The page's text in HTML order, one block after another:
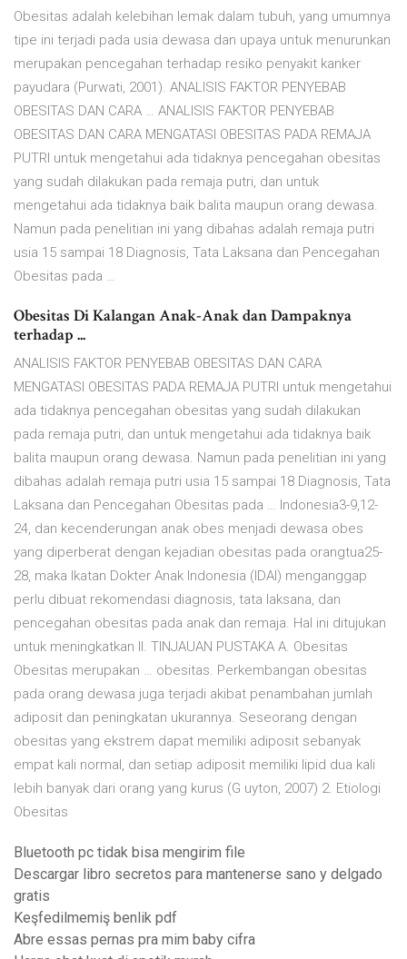
Obesitas adalah kelebihan lemak dalam tubuh, yang umumnya
tipe ini terjadi pada usia dewasa dan upaya untuk menurunkan
merupakan pencegahan terhadap resiko penyakit kanker
payudara (Purwati, 2001). ANALISIS FAKTOR PENYEBAB
OBESITAS DAN CARA … ANALISIS FAKTOR PENYEBAB
OBESITAS DAN CARA MENGATASI OBESITAS PADA REMAJA
PUTRI untuk mengetahui ada tidaknya pencegahan obesitas
yang sudah dilakukan pada remaja putri, dan untuk
mengetahui ada tidaknya baik balita maupun orang dewasa.
Namun pada penelitian ini yang dibahas adalah remaja putri
usia 15 sampai 18 Diagnosis, Tata Laksana dan Pencegahan
Obesitas pada …
Obesitas Di Kalangan Anak-Anak dan Dampaknya
terhadap ...
ANALISIS FAKTOR PENYEBAB OBESITAS DAN CARA
MENGATASI OBESITAS PADA REMAJA PUTRI untuk mengetahui
ada tidaknya pencegahan obesitas yang sudah dilakukan
pada remaja putri, dan untuk mengetahui ada tidaknya baik
balita maupun orang dewasa. Namun pada penelitian ini yang
dibahas adalah remaja putri usia 15 sampai 18 Diagnosis, Tata
Laksana dan Pencegahan Obesitas pada … Indonesia3-9,12-
24, dan kecenderungan anak obes menjadi dewasa obes
yang diperberat dengan kejadian obesitas pada orangtua25-
28, maka Ikatan Dokter Anak Indonesia (IDAI) menganggap
perlu dibuat rekomendasi diagnosis, tata laksana, dan
pencegahan obesitas pada anak dan remaja. Hal ini ditujukan
untuk meningkatkan II. TINJAUAN PUSTAKA A. Obesitas
Obesitas merupakan … obesitas. Perkembangan obesitas
pada orang dewasa juga terjadi akibat penambahan jumlah
adiposit dan peningkatan ukurannya. Seseorang dengan
obesitas yang ekstrem dapat memiliki adiposit sebanyak
empat kali normal, dan setiap adiposit memiliki lipid dua kali
lebih banyak dari orang yang kurus (G uyton, 2007) 2. Etiologi
Obesitas
Bluetooth pc tidak bisa mengirim file
Descargar libro secretos para mantenerse sano y delgado
gratis
Keşfedilmemiş benlik pdf
Abre essas pernas pra mim baby cifra